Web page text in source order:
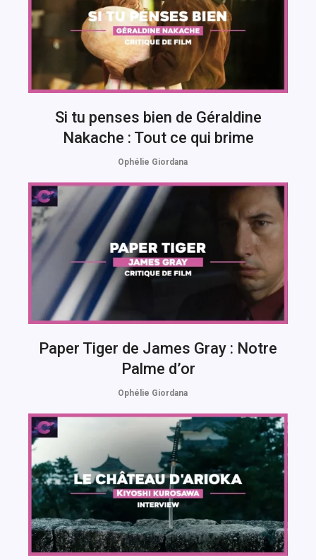
Si tu penses bien de Géraldine
Nakache : Tout ce qui brime
Ophélie Giordana
Paper Tiger de James Gray : Notre
Palme d’or
Ophélie Giordana